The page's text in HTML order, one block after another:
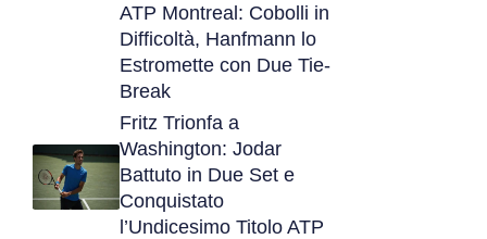
ATP Montreal: Cobolli in
Difficoltà, Hanfmann lo
Estromette con Due Tie-
Break
Fritz Trionfa a
Washington: Jodar
Battuto in Due Set e
Conquistato
l’Undicesimo Titolo ATP